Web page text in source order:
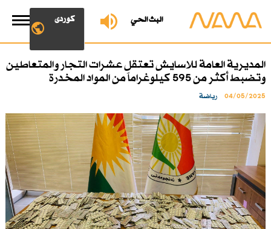
البث الحي کوردی
المديرية العامة للاسايش تعتقل عشرات التجار والمتعاطين
وتضبط أكثر من 595 كيلوغراماً من المواد المخدرة
04/05/2025 رياضة